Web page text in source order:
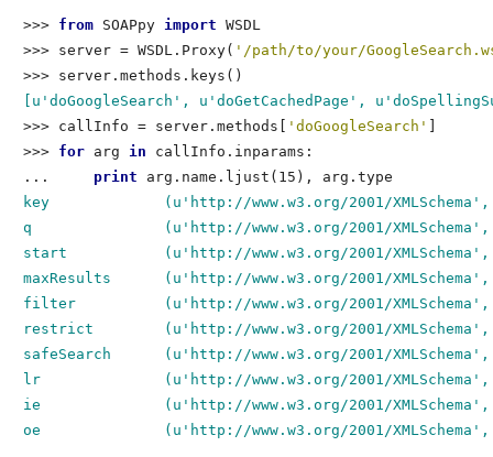
>>> from SOAPpy import WSDL
>>> server = WSDL.Proxy( '/path/to/your/
>>> server.methods.keys()
[u'doGoogleSearch', u'doGetCachedPage',
>>> callInfo = server.methods[ 'doGoogleSearch'
>>> for arg in callInfo.inparams:
... print arg.name.ljust(15), arg.type
key             (u'http://www.w3.org/2001/
q               (u'http://www.w3.org/2001/
start           (u'http://www.w3.org/2001/
maxResults      (u'http://www.w3.org/2001/
filter          (u'http://www.w3.org/2001/
restrict        (u'http://www.w3.org/2001/
safeSearch      (u'http://www.w3.org/2001/
lr              (u'http://www.w3.org/2001/
ie              (u'http://www.w3.org/2001/
oe              (u'http://www.w3.org/2001/